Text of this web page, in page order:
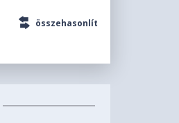
összehasonlít